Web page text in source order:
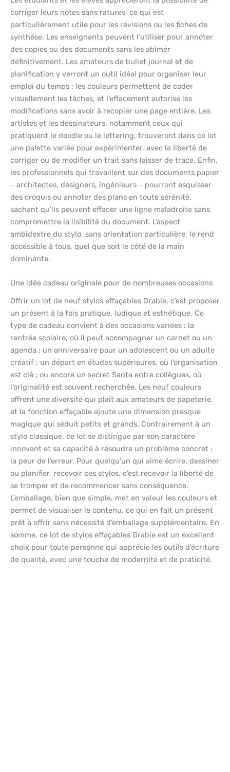
corriger leurs notes sans ratures, ce qui est
particulièrement utile pour les révisions ou les fiches de
synthèse. Les enseignants peuvent l’utiliser pour annoter
des copies ou des documents sans les abîmer
définitivement. Les amateurs de bullet journal et de
planification y verront un outil idéal pour organiser leur
emploi du temps : les couleurs permettent de coder
visuellement les tâches, et l’effacement autorise les
modifications sans avoir à recopier une page entière. Les
artistes et les dessinateurs, notamment ceux qui
pratiquent le doodle ou le lettering, trouveront dans ce lot
une palette variée pour expérimenter, avec la liberté de
corriger ou de modifier un trait sans laisser de trace. Enfin,
les professionnels qui travaillent sur des documents papier
– architectes, designers, ingénieurs – pourront esquisser
des croquis ou annoter des plans en toute sérénité,
sachant qu’ils peuvent effacer une ligne maladroite sans
compromettre la lisibilité du document. L’aspect
ambidextre du stylo, sans orientation particulière, le rend
accessible à tous, quel que soit le côté de la main
dominante.
Une idée cadeau originale pour de nombreuses occasions
Offrir un lot de neuf stylos effaçables Grabie, c’est proposer
un présent à la fois pratique, ludique et esthétique. Ce
type de cadeau convient à des occasions variées : la
rentrée scolaire, où il peut accompagner un carnet ou un
agenda ; un anniversaire pour un adolescent ou un adulte
créatif ; un départ en études supérieures, où l’organisation
est clé ; ou encore un secret Santa entre collègues, où
l’originalité est souvent recherchée. Les neuf couleurs
offrent une diversité qui plaît aux amateurs de papeterie,
et la fonction effaçable ajoute une dimension presque
magique qui séduit petits et grands. Contrairement à un
stylo classique, ce lot se distingue par son caractère
innovant et sa capacité à résoudre un problème concret :
la peur de l’erreur. Pour quelqu’un qui aime écrire, dessiner
ou planifier, recevoir ces stylos, c’est recevoir la liberté de
se tromper et de recommencer sans conséquence.
L’emballage, bien que simple, met en valeur les couleurs et
permet de visualiser le contenu, ce qui en fait un présent
prêt à offrir sans nécessité d’emballage supplémentaire. En
somme, ce lot de stylos effaçables Grabie est un excellent
choix pour toute personne qui apprécie les outils d’écriture
de qualité, avec une touche de modernité et de praticité.